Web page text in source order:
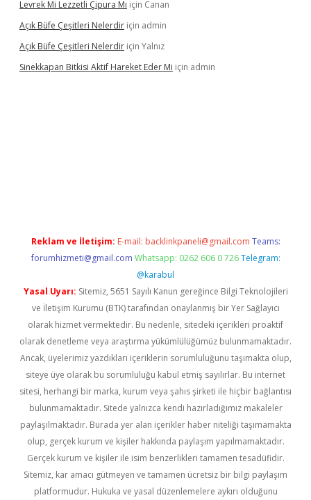
Levrek Mi Lezzetli Çipura Mı için Canan
Açık Büfe Çeşitleri Nelerdir için admin
Açık Büfe Çeşitleri Nelerdir için Yalnız
Sinekkapan Bitkisi Aktif Hareket Eder Mi için admin
Reklam ve İletişim: E-mail: backlinkpaneli@gmail.com Teams:
forumhizmeti@gmail.com Whatsapp: 0262 606 0 726 Telegram:
@karabul
Yasal Uyarı: Sitemiz, 5651 Sayılı Kanun gereğince Bilgi Teknolojileri
ve İletişim Kurumu (BTK) tarafından onaylanmış bir Yer Sağlayıcı
olarak hizmet vermektedir. Bu nedenle, sitedeki içerikleri proaktif
olarak denetleme veya araştırma yükümlülüğümüz bulunmamaktadır.
Ancak, üyelerimiz yazdıkları içeriklerin sorumluluğunu taşımakta olup,
siteye üye olarak bu sorumluluğu kabul etmiş sayılırlar. Bu internet
sitesi, herhangi bir marka, kurum veya şahıs şirketi ile hiçbir bağlantısı
bulunmamaktadır. Sitede yalnızca kendi hazırladığımız makaleler
paylaşılmaktadır. Burada yer alan içerikler haber niteliği taşımamakta
olup, gerçek kurum ve kişiler hakkında paylaşım yapılmamaktadır.
Gerçek kurum ve kişiler ile isim benzerlikleri tamamen tesadüfidir.
Sitemiz, kar amacı gütmeyen ve tamamen ücretsiz bir bilgi paylaşım
platformudur. Hukuka ve yasal düzenlemelere aykırı olduğunu